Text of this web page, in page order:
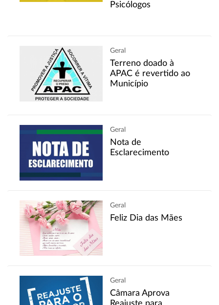
Psicólogos
Geral
Terreno doado à
APAC é revertido ao
Município
Geral
Nota de
Esclarecimento
Geral
Feliz Dia das Mães
Geral
Câmara Aprova